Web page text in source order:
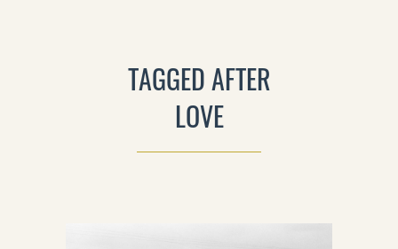
TAGGED AFTER
LOVE